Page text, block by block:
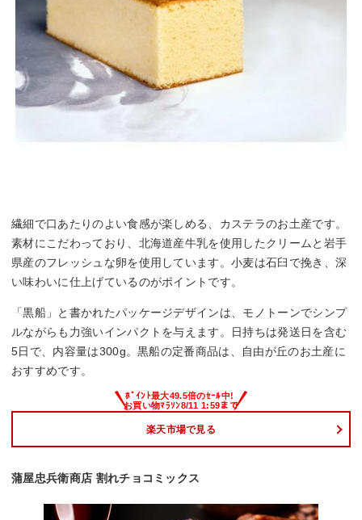
繊細で口あたりのよい食感が楽しめる、カステラのお土産です。
素材にこだわっており、北海道産牛乳を使用したクリームと岩手
県産のフレッシュな卵を使用しています。小麦は石臼で挽き、深
い味わいに仕上げているのがポイントです。
「黒船」と書かれたパッケージデザインは、モノトーンでシンプ
ルながらも力強いインパクトを与えます。日持ちは発送日を含む
5日で、内容量は300g。黒船の定番商品は、自由が丘のお土産に
おすすめです。
楽天市場で見る
蒲屋忠兵衛商店 割れチョコミックス